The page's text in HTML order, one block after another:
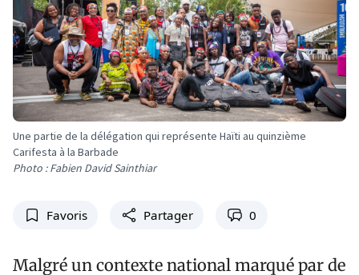
Une partie de la délégation qui représente Haïti au quinzième
Carifesta à la Barbade
Photo : Fabien David Sainthiar
Favoris Partager 0
Malgré un contexte national marqué par de